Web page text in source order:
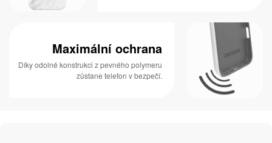
Maximální ochrana
Díky odolné konstrukci z pevného polymeru
zůstane telefon v bezpečí.